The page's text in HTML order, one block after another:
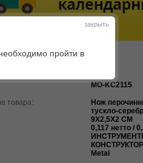
MO-KC2115
товара:
Нож
тускло-
9X2,5X2 CM
0,117 нетто /
КОНСТРУКТОР
Metal
закрыть
пройти в